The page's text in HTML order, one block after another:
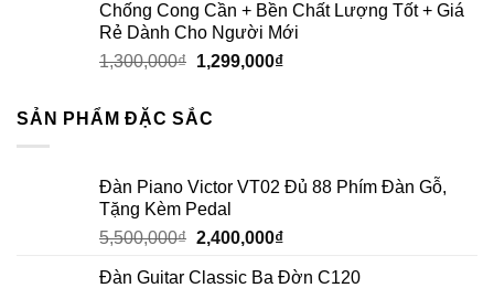
Chống Cong Cần + Bền Chất Lượng Tốt + Giá
Rẻ Dành Cho Người Mới
1,300,000₫ 1,299,000₫
SẢN PHẨM ĐẶC SẮC
Đàn Piano Victor VT02 Đủ 88 Phím Đàn Gỗ,
Tặng Kèm Pedal
5,500,000₫ 2,400,000₫
Đàn Guitar Classic Ba Đờn C120